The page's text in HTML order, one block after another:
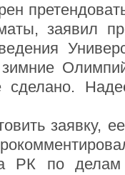
заявил
зимние
заявку,
РК по